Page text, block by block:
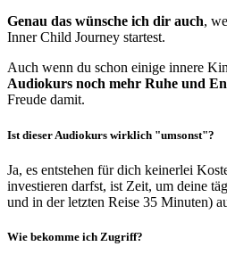
Genau das wünsche ich dir auch,
Inner Child Journey startest.
Auch wenn du schon einige innere
Audiokurs noch mehr Ruhe und
Freude damit.
Ist dieser Audiokurs wirklich "umsonst"?
Ja, es entstehen für dich keinerlei
investieren darfst, ist Zeit, um deine
und in der letzten Reise 35 Minuten)
Wie bekomme ich Zugriff?